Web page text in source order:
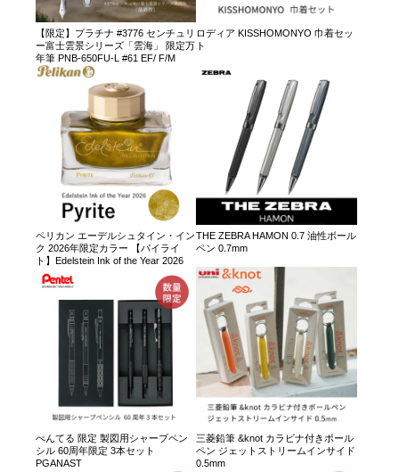
【限定】プラチナ #3776 センチュリ
ー富士雲景シリーズ「雲海」 限定万
年筆 PNB-650FU-L #61 EF/ F/M
ロディア KISSHOMONYO 巾着セッ
ト
ペリカン エーデルシュタイン・イン
ク 2026年限定カラー 【パイライ
ト】Edelstein Ink of the Year 2026
THE ZEBRA HAMON 0.7 油性ボール
ペン 0.7mm
ぺんてる 限定 製図用シャープペン
シル 60周年限定 3本セット
PGANAST
三菱鉛筆 &knot カラビナ付きボール
ペン ジェットストリームインサイド
0.5mm